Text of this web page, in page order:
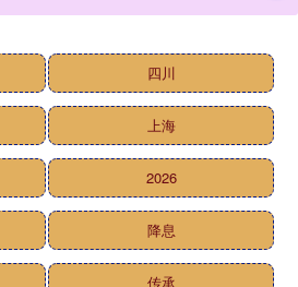
四川
上海
2026
降息
传承